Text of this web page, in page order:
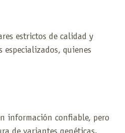
estrictos de calidad y
quienes
información confiable, pero